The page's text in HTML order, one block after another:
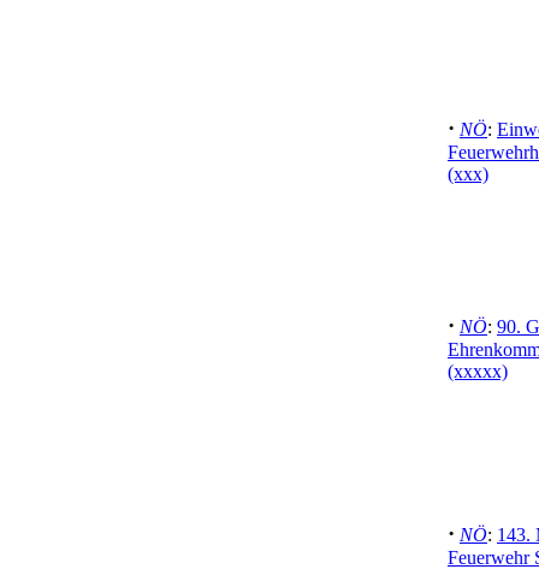
· NÖ:
(xxx)
· NÖ: 90.
(xxxxx)
· NÖ: 143.
Feuerwehr